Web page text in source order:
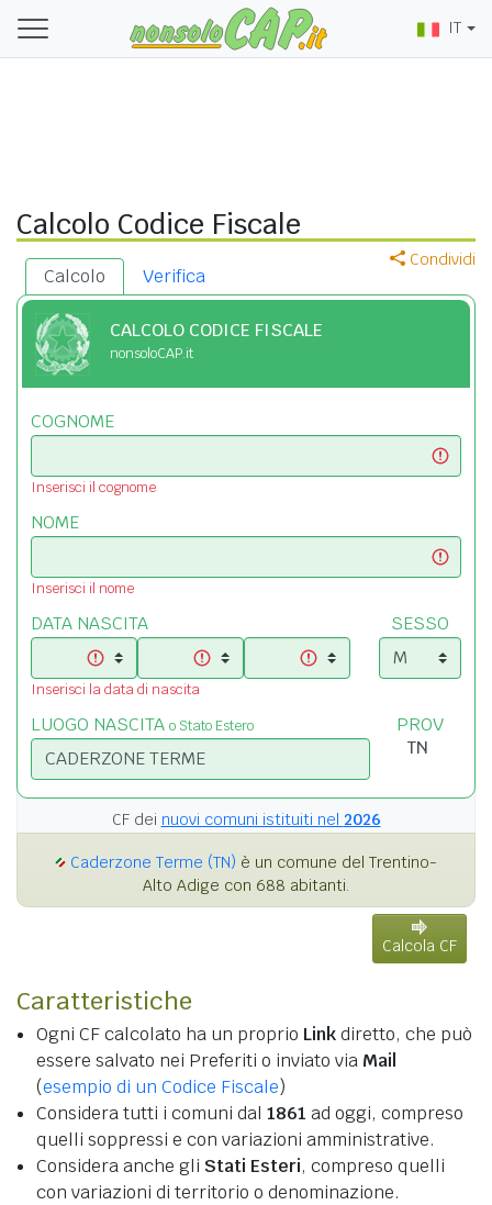
IT
Calcolo Codice Fiscale
Condividi
Calcolo Verifica
CALCOLO CODICE FISCALE
nonsoloCAP.it
COGNOME
Inserisci il cognome
NOME
Inserisci il nome
DATA NASCITA
Inserisci la data di nascita
SESSO
LUOGO NASCITA o Stato Estero PROV
CF dei nuovi comuni istituiti nel 2026
Caderzone Terme (TN) è un comune del Trentino-
Alto Adige con 688 abitanti.
Calcola CF
Caratteristiche
Ogni CF calcolato ha un proprio Linkdiretto, che può
essere salvato nei Preferiti o inviato via Mail
(esempio di un Codice Fiscale)
Considera tutti i comuni dal 1861 ad oggi, compreso
quelli soppressi e con variazioni amministrative.
Considera anche gli Stati Esteri, compreso quelli
con variazioni di territorio o denominazione.